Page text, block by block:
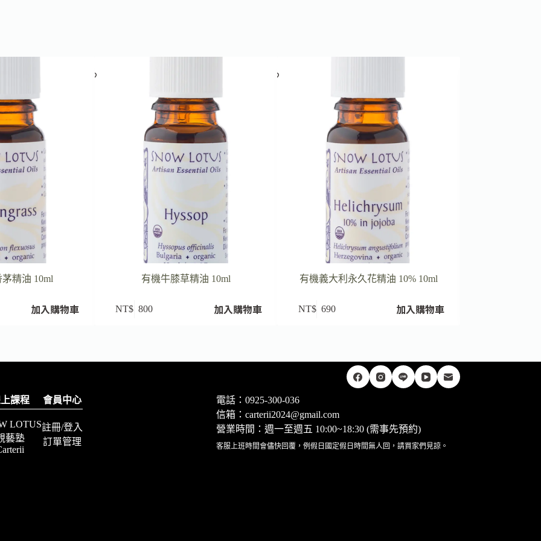
精油 10ml
加入購物車
有機牛膝草精油 10ml
NT$ 800 加入購物車
有機義大利永久花精油 10% 10ml
NT$ 690 加入購物車
課程
LOTUS
藝塾
會員中心
註冊/登入
訂單管理
電話：0925-300-036
信箱：carterii2024@gmail.com
營業時間：週一至週五 10:00~18:30 (需事先預約)
客服上班時間會儘快回覆，例假日國定假日時間無人回，請買家們見諒。